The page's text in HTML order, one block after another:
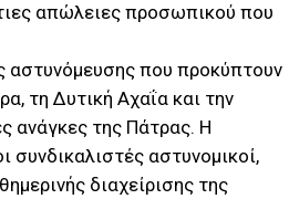
απώλειες προσωπικού που
αστυνόμευσης που προκύπτουν
τη Δυτική Αχαΐα και την
ανάγκες της Πάτρας. Η
συνδικαλιστές αστυνομικοί,
διαχείρισης της